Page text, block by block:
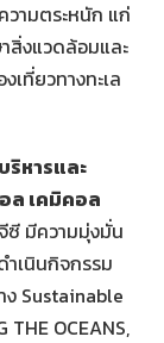
วามตระหนัก แก่
สิ่งแวดล้อมและ
ที่ยวทางทะเล
หารและ
ล เคมิคอล
ซี มีความมุ่งมั่น
ำเนินกิจกรรม
Sustainable
THE OCEANS,